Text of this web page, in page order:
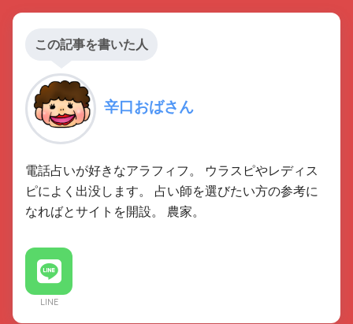
この記事を書いた人
辛口おばさん
電話占いが好きなアラフィフ。 ウラスピやレディス
ピによく出没します。 占い師を選びたい方の参考に
なればとサイトを開設。 農家。
LINE